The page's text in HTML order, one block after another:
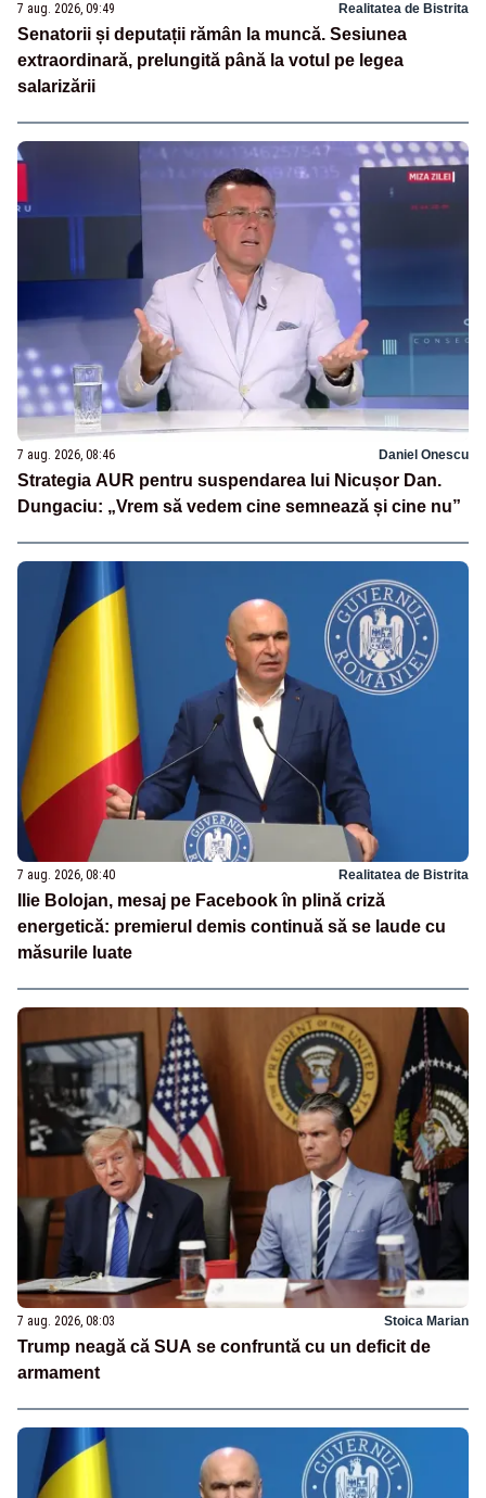
7 aug. 2026, 09:49 Realitatea de Bistrita
Senatorii și deputații rămân la muncă. Sesiunea
extraordinară, prelungită până la votul pe legea
salarizării
7 aug. 2026, 08:46 Daniel Onescu
Strategia AUR pentru suspendarea lui Nicușor Dan.
Dungaciu: „Vrem să vedem cine semnează și cine nu”
7 aug. 2026, 08:40 Realitatea de Bistrita
Ilie Bolojan, mesaj pe Facebook în plină criză
energetică: premierul demis continuă să se laude cu
măsurile luate
7 aug. 2026, 08:03 Stoica Marian
Trump neagă că SUA se confruntă cu un deficit de
armament